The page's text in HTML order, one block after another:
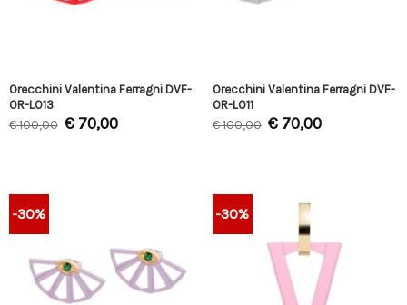
Orecchini Valentina Ferragni DVF-
OR-LO13
€100,00 €70,00
Orecchini Valentina Ferragni DVF-
OR-LO11
€100,00 €70,00
-30% -30%